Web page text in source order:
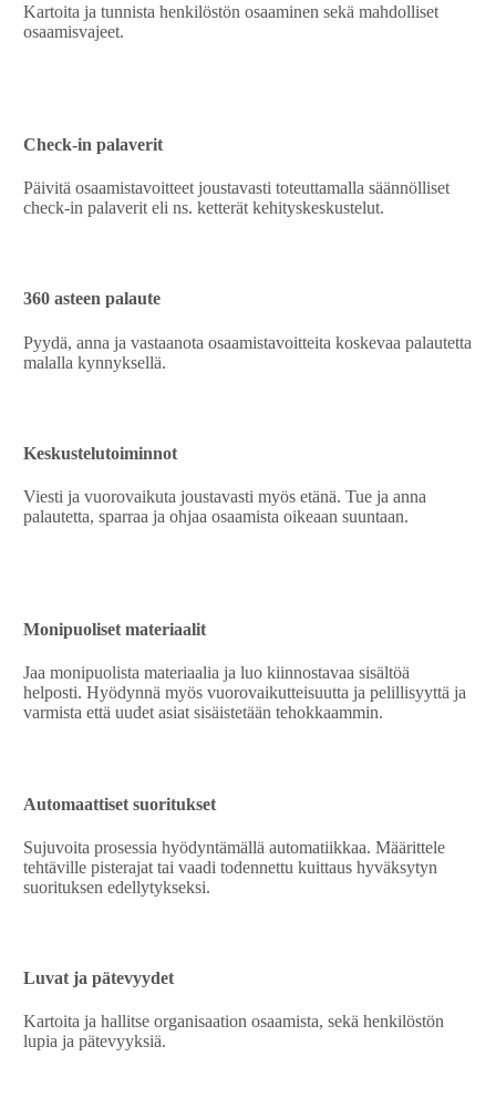
Kartoita ja tunnista henkilöstön osaaminen sekä mahdolliset
osaamisvajeet.
Check-in palaverit
Päivitä osaamistavoitteet joustavasti toteuttamalla säännölliset
check-in palaverit eli ns. ketterät kehityskeskustelut.
360 asteen palaute
Pyydä, anna ja vastaanota osaamistavoitteita koskevaa palautetta
malalla kynnyksellä.
Keskustelutoiminnot
Viesti ja vuorovaikuta joustavasti myös etänä. Tue ja anna
palautetta, sparraa ja ohjaa osaamista oikeaan suuntaan.
Monipuoliset materiaalit
Jaa monipuolista materiaalia ja luo kiinnostavaa sisältöä
helposti. Hyödynnä myös vuorovaikutteisuutta ja pelillisyyttä ja
varmista että uudet asiat sisäistetään tehokkaammin.
Automaattiset suoritukset
Sujuvoita prosessia hyödyntämällä automatiikkaa. Määrittele
tehtäville pisterajat tai vaadi todennettu kuittaus hyväksytyn
suorituksen edellytykseksi.
Luvat ja pätevyydet
Kartoita ja hallitse organisaation osaamista, sekä henkilöstön
lupia ja pätevyyksiä.